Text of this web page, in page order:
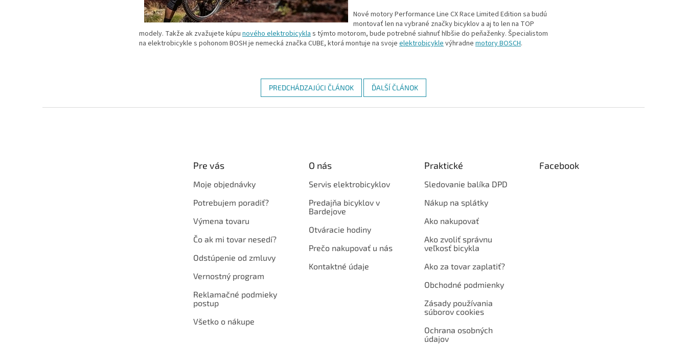
Nové motory Performance Line CX Race Limited Edition sa budú
montovať len na vybrané značky bicyklov a aj to len na TOP
modely. Takže ak zvažujete kúpu nového elektrobicykla s týmto motorom, bude potrebné siahnuť hlbšie do peňaženky. Špecialistom
na elektrobicykle s pohonom BOSH je nemecká značka CUBE, ktorá montuje na svoje elektrobicykle výhradne motory BOSCH.
PREDCHÁDZAJÚCI ČLÁNOK ĎALŠÍ ČLÁNOK
Pre vás
Moje objednávky
Potrebujem poradiť?
Výmena tovaru
Čo ak mi tovar nesedí?
Odstúpenie od zmluvy
Vernostný program
Reklamačné podmieky
postup
Všetko o nákupe
O nás
Servis elektrobicyklov
Predajňa bicyklov v
Bardejove
Otváracie hodiny
Prečo nakupovať u nás
Kontaktné údaje
Praktické
Sledovanie balíka DPD
Nákup na splátky
Ako nakupovať
Ako zvoliť správnu
veľkosť bicykla
Ako za tovar zaplatiť?
Obchodné podmienky
Zásady používania
súborov cookies
Ochrana osobných
údajov
Facebook